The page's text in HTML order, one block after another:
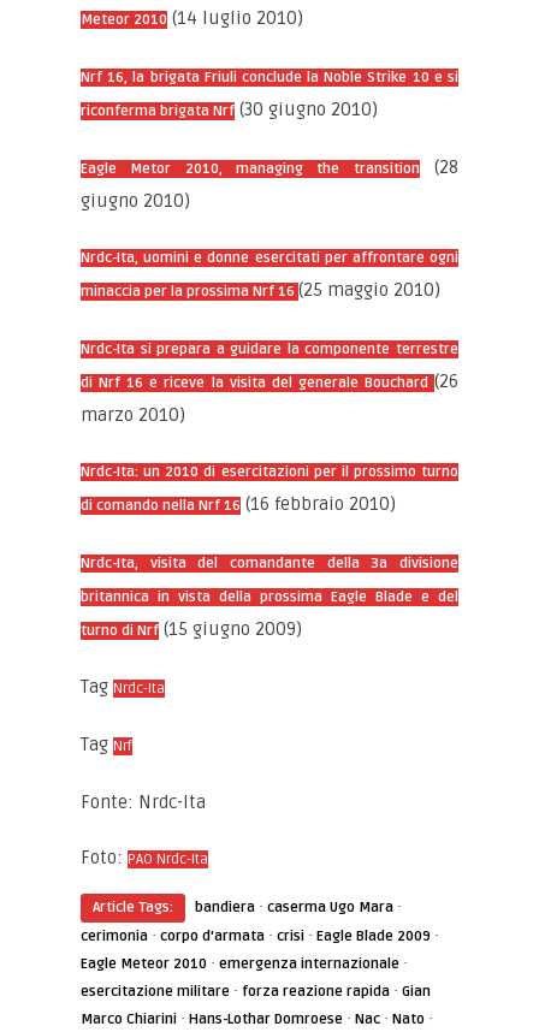
Meteor 2010 (14 luglio 2010)
Nrf 16, la brigata Friuli conclude la Noble Strike 10 e si
riconferma brigata Nrf (30 giugno 2010)
Eagle Metor 2010, managing the transition(28
giugno 2010)
Nrdc-Ita, uomini e donne esercitati per affrontare ogni
minaccia per la prossima Nrf 16(25 maggio 2010)
Nrdc-Ita si prepara a guidare la componente terrestre
di Nrf 16 e riceve la visita del generale Bouchard (26
marzo 2010)
Nrdc-Ita: un 2010 di esercitazioni per il prossimo turno
di comando nella Nrf 16 (16 febbraio 2010)
Nrdc-Ita, visita del comandante della 3a divisione
britannica in vista della prossima Eagle Blade e del
turno di Nrf (15 giugno 2009)
TagNrdc-Ita
TagNrf
Fonte: Nrdc-Ita
Foto:PAO Nrdc-Ita
Article Tags: bandiera ·caserma Ugo Mara ·
cerimonia ·corpo d'armata ·crisi ·Eagle Blade 2009 ·
Eagle Meteor 2010 ·emergenza internazionale ·
esercitazione militare · forza reazione rapida ·Gian
Marco Chiarini ·Hans-Lothar Domroese ·Nac ·Nato ·